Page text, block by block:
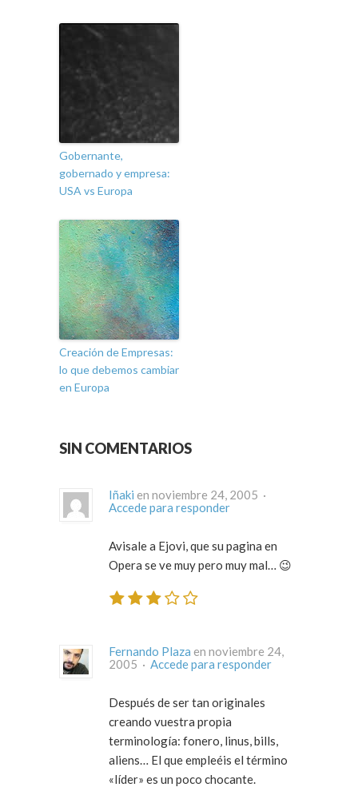
Gobernante,
gobernado y empresa:
USA vs Europa
Creación de Empresas:
lo que debemos cambiar
en Europa
SIN COMENTARIOS
Iñaki
en noviembre 24, 2005 ·
Accede para responder
Avisale a Ejovi, que su pagina en
Opera se ve muy pero muy mal… 😉
Fernando Plaza en noviembre 24,
2005 · Accede para responder
Después de ser tan originales
creando vuestra propia
terminología: fonero, linus, bills,
aliens… El que empleéis el término
«líder» es un poco chocante.